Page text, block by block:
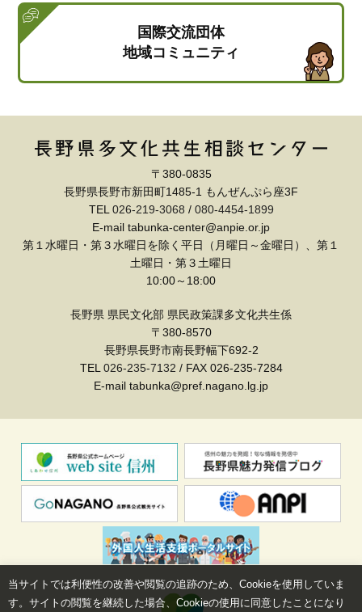
国際交流団体
地域コミュニティ
〒380-0835
長野県長野市新田町1485-1 もんぜんぷら座3F
TEL026-219-3068 / 080-4454-1899
E-mail tabunka-center@anpie.or.jp
第１水曜日・第３水曜日を除く平日（月曜日～金曜日）、第１
土曜日・第３土曜日
10:00～18:00
長野県 県民文化部 県民政策課多文化共生係
〒380-8570
長野県長野市南長野幅下692-2
TEL026-235-7132 / FAX 026-235-7284
E-mail tabunka@pref.nagano.lg.jp
当サイトでは利便性の改善や閲覧の追跡のため、Cookieを使用していま
す。サイトの閲覧を継続した場合、Cookieの使用に同意したことになり